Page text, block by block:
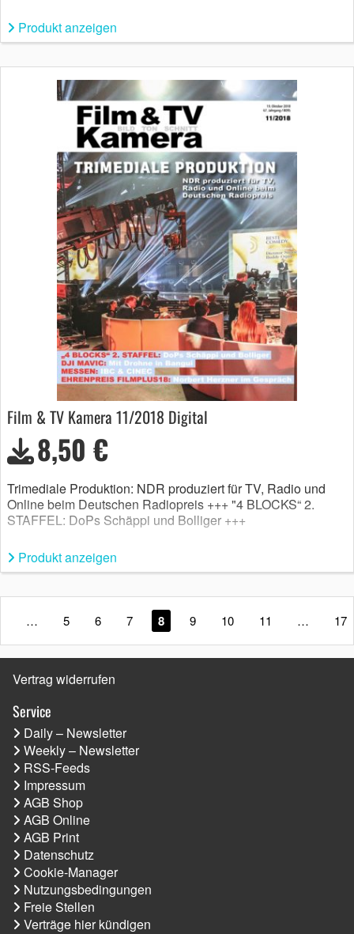
Produkt anzeigen
Film & TV Kamera 11/2018 Digital
8,50 €
Trimediale Produktion: NDR produziert für TV, Radio und
Online beim Deutschen Radiopreis +++ "4 BLOCKS“ 2.
STAFFEL: DoPs Schäppi und Bolliger +++
Produkt anzeigen
… 5 6 7 8 9 10 11 … 17
Vertrag widerrufen
Service
Daily – Newsletter
Weekly – Newsletter
RSS-Feeds
Impressum
AGB Shop
AGB Online
AGB Print
Datenschutz
Cookie-Manager
Nutzungsbedingungen
Freie Stellen
Verträge hier kündigen